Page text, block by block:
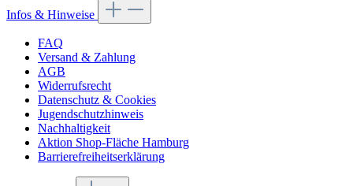
Infos & Hinweise
FAQ
Versand & Zahlung
AGB
Widerrufsrecht
Datenschutz & Cookies
Jugendschutzhinweis
Nachhaltigkeit
Aktion Shop-Fläche Hamburg
Barrierefreiheitserklärung